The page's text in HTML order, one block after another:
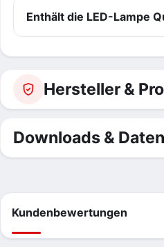
Enthält die LED-Lampe
Hersteller &
Downloads &
Kundenbewertungen